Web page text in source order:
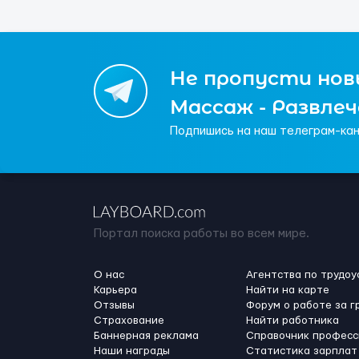
Не пропусти
Массаж -
Подпишись на наш телеграм-
Портал поиска работы во всем мире.
О нас
Карьера
Отзывы
Страхование
Баннерная реклама
Наши награды
Агентства по
Найти на карте
Форум о работе за
Найти работника
Справочник
Статистика зарплат